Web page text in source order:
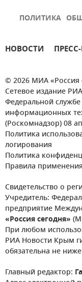
ПОЛИТИКА
НОВОСТИ
© 2026 МИА «Россия
Сетевое издание
Федеральной
информационных
(Роскомнадзор) 08
Политика
логирования
Политика
Правила
Свидетельство о
Учредитель:
предприятие
«Россия сегодня»
При любом
РИА Новости Крым
обязательна не
Главный редактор: